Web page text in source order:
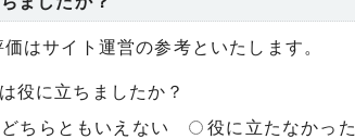
はサイト運営の参考といたします。
役に立ちましたか？
どちらともいえない 役に立たなかった